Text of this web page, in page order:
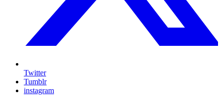
Twitter
Tumblr
instagram